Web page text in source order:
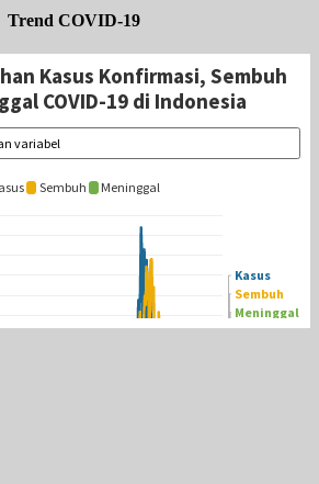
Trend COVID-19